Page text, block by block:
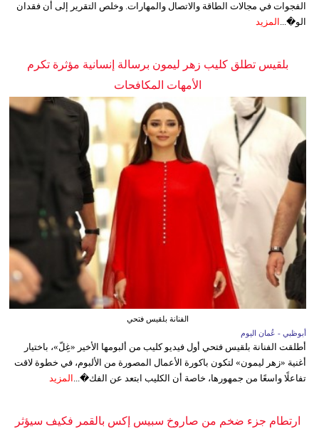
الفجوات في مجالات الطاقة والاتصال والمهارات. وخلص التقرير إلى أن فقدان
الو�... المزيد
بلقيس تطلق كليب زهر ليمون برسالة إنسانية مؤثرة تكرم
الأمهات المكافحات
الفنانة بلقيس فتحي
أبوظبي - عُمان اليوم
أطلقت الفنانة بلقيس فتحي أول فيديو كليب من ألبومها الأخير «غِلّ»، باختيار
أغنية «زهر ليمون» لتكون باكورة الأعمال المصورة من الألبوم، في خطوة لاقت
تفاعلًا واسعًا من جمهورها، خاصة أن الكليب ابتعد عن الفك�...
المزيد
ارتطام جزء ضخم من صاروخ سبيس إكس بالقمر فكيف سيؤثر